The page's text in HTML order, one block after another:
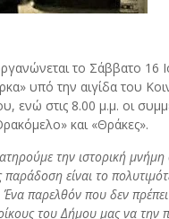
το Σάββατο 16
υπό την αιγίδα του
ενώ στις 8.00 μ.μ. οι
και «Θράκες».
την ιστορική
είναι το
παρελθόν που δεν
του Δήμου μας να την